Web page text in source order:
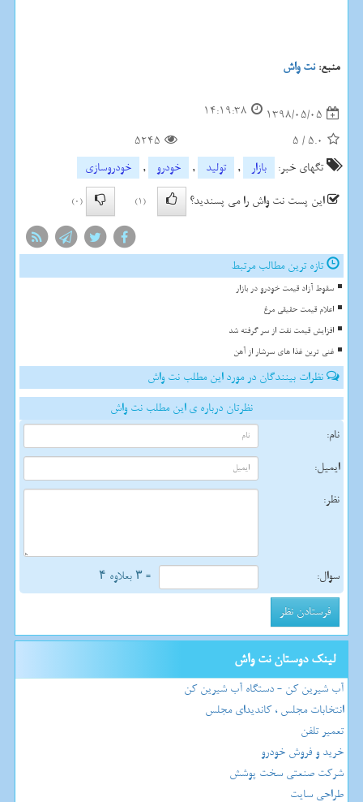
منبع:نت واش
1398/05/05
14:19:38
5.0
/
5
5245
تگهای خبر:
بازار , تولید , خودرو ,
خودروسازی
این پست نت واش را می پسندید؟
(1)
(0)
تازه ترین مطالب مرتبط
سقوط آزاد قیمت خودرو در بازار
اعلام قیمت حقیقی مرغ
افزایش قیمت نفت از سر گرفته شد
غنی ترین غذا های سرشار از آهن
نظرات بینندگان در مورد این مطلب نت واش
نظرتان درباره ی این مطلب نت واش
نام:
ایمیل:
نظر:
سوال: = ۳ بعلاوه ۴
لینک دوستان نت واش
آب شیرین کن - دستگاه آب شیرین کن
انتخابات مجلس ، کاندیدای مجلس
تعمیر تلفن
خرید و فروش خودرو
شرکت صنعتی سخت پوشش
طراحی سایت